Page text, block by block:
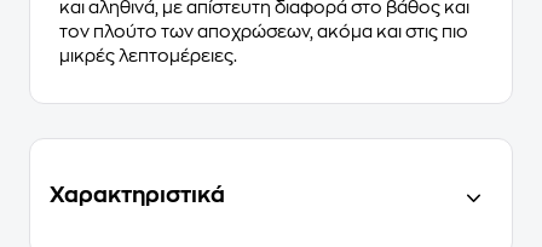
και αληθινά, με απίστευτη διαφορά στο βάθος και
τον πλούτο των αποχρώσεων, ακόμα και στις πιο
μικρές λεπτομέρειες.
Χαρακτηριστικά